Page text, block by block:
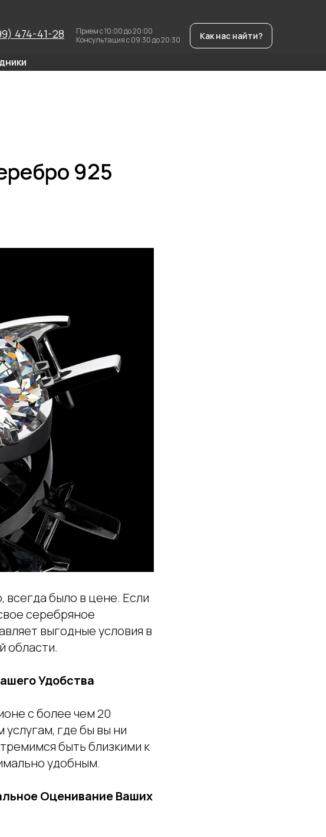
Прием с 10:00 до 20:00
Консультация с 09:30 до 20:30
Как нас найти?
474-41-28
925
было в цене. Если
серебряное
выгодные условия в
области.
Удобства
с более чем 20
где бы вы ни
быть близкими к
удобным.
Оценивание Ваших